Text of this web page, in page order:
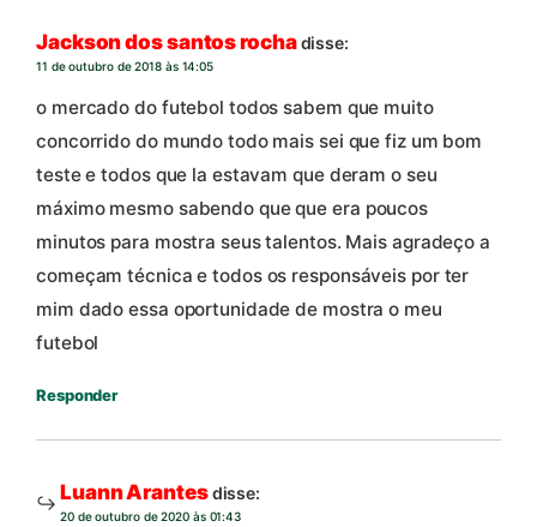
Jackson dos santos rochadisse:
11 de outubro de 2018 às 14:05
o mercado do futebol todos sabem que muito
concorrido do mundo todo mais sei que fiz um bom
teste e todos que la estavam que deram o seu
máximo mesmo sabendo que que era poucos
minutos para mostra seus talentos. Mais agradeço a
começam técnica e todos os responsáveis por ter
mim dado essa oportunidade de mostra o meu
futebol
Responder
Luann Arantesdisse:
20 de outubro de 2020 às 01:43